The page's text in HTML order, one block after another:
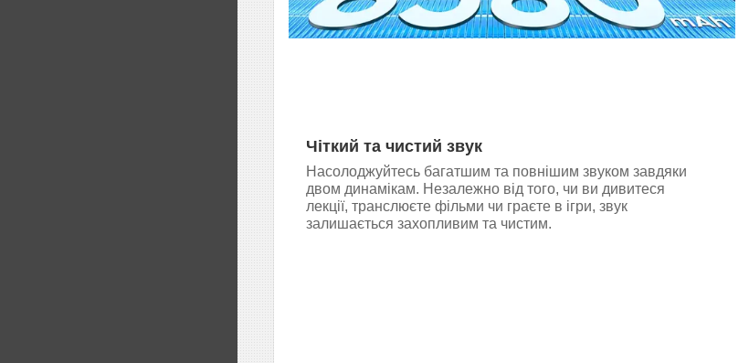
Чіткий та чистий звук
Насолоджуйтесь багатшим та повнішим звуком завдяки
двом динамікам. Незалежно від того, чи ви дивитеся
лекції, транслюєте фільми чи граєте в ігри, звук
залишається захопливим та чистим.